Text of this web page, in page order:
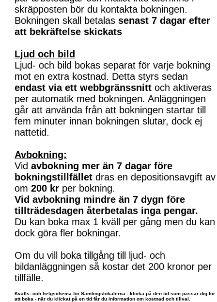
skräpposten bör du kontakta bokningen.
Bokningen skall betalas senast 7 dagar efter
att bekräftelse skickats
Ljud och bild
Ljud- och bild bokas separat för varje bokning
mot en extra kostnad. Detta styrs sedan
endast via ett webbgränssnitt och aktiveras
per automatik med bokningen. Anläggningen
går att använda från att bokningen startar till
fem minuter innan bokningen slutar, dock ej
nattetid.
Avbokning:
Vid avbokning mer än 7 dagar före
bokningstillfället dras en depositionsavgift av
om 200 kr per bokning.
Vid avbokning mindre än 7 dygn före
tillträdesdagen återbetalas inga pengar.
Du kan boka max 1 kväll per gång men du kan
dock göra fler bokningar.
Om du vill boka tillgång till ljud- och
bildanläggningen så kostar det 200 kronor per
tillfälle.
Kvälls- och helgschema för Samlingslokalerna - klicka på den tid som passar dig för
att boka - när du klickat på en tid får du information om kostnad och tillval.